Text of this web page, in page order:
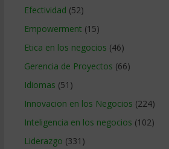
Efectividad (52)
Empowerment (15)
Etica en los negocios (46)
Gerencia de Proyectos (66)
Idiomas (51)
Innovacion en los Negocios (224)
Inteligencia en los negocios (102)
Liderazgo (331)